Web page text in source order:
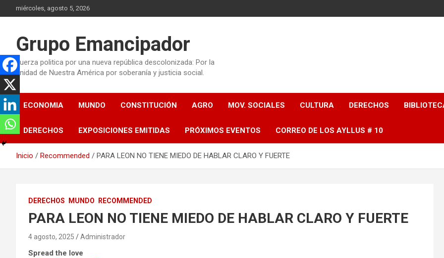
al
miércoles, agosto 5, 2026
Grupo Emancipador
Fuerza politica por una nueva república descolonizada: Por la
unidad de Nuestra América por soberanía y justicia social.
ECONOMIA MUNDO CONSTITUCIÓN AGRO MOV. SOCIALES CULTURA DERECHOS
DERECHOS EXPOSICIONES EMITIDAS PRÓXIMOS EVENTOS CORREO DE LOS AYLLUS # 10
Inicio Recommended PARA LEON NO TIENE MIEDO DE HABLAR CLARO Y FUERTE
DERECHOS MUNDO RECOMMENDED
PARA LEON NO TIENE MIEDO DE HABLAR CLARO Y FUERTE
4 agosto, 2025 Administrador
Spread the love